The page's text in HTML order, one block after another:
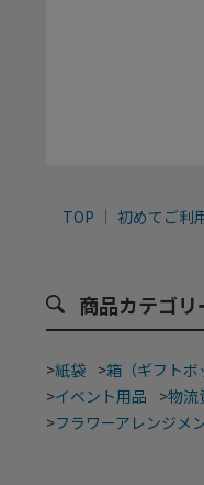
TOP 初めてご利
商品カテゴ
>紙袋 >箱（ギフトボ
>イベント用品 >物流
>フラワーアレンジメ